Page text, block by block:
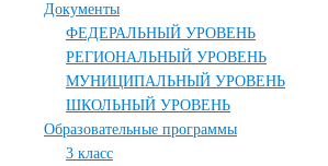
Документы
ФЕДЕРАЛЬНЫЙ УРОВЕНЬ
РЕГИОНАЛЬНЫЙ УРОВЕНЬ
МУНИЦИПАЛЬНЫЙ УРОВЕНЬ
ШКОЛЬНЫЙ УРОВЕНЬ
Образовательные программы
3 класс